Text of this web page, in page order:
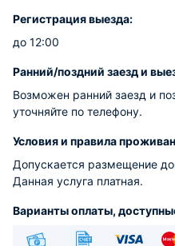
Регистрация выезда:
до 12:00
Ранний/поздний заезд и
Возможен ранний заезд и
уточняйте по телефону.
Условия и правила
Допускается размещение
Данная услуга платная.
Варианты оплаты,